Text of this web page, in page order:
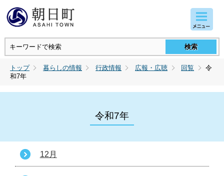
トップ 暮らしの情報 行政情報 広報・広聴 回覧
令
和7年
令和7年
12月